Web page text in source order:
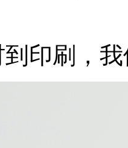
印刷，